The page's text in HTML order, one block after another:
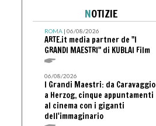
NOTIZIE
ROMA| 06/08/2026
ARTE.it media partner de "I
GRANDI MAESTRI" di KUBLAI Film
06/08/2026
I Grandi Maestri: da Caravaggio
a Herzog, cinque appuntamenti
al cinema con i giganti
dell'immaginario